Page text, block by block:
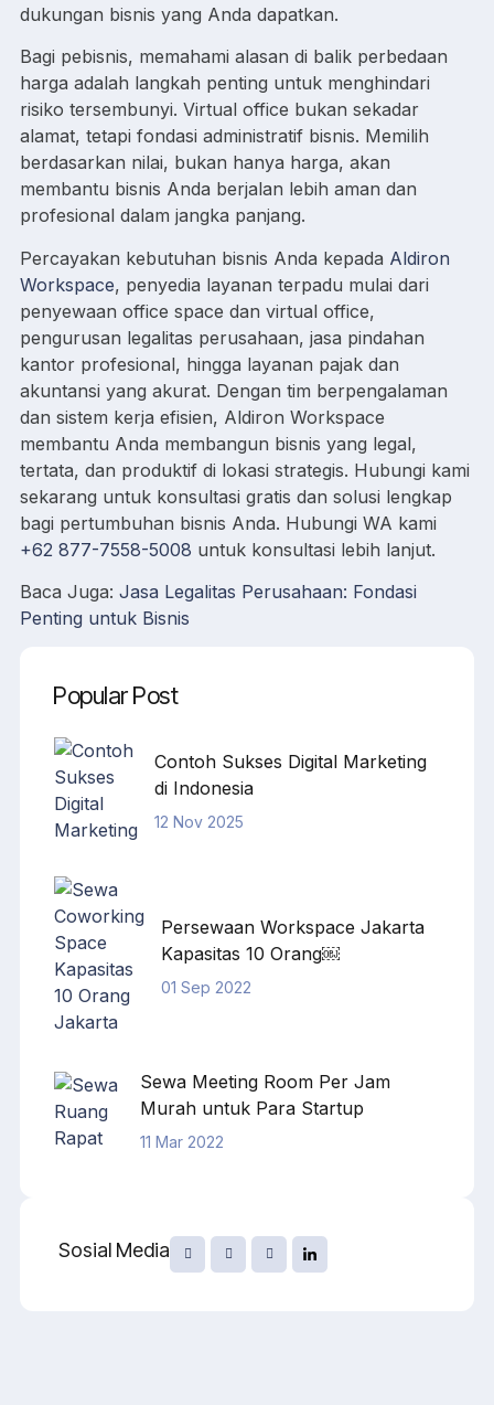
dukungan bisnis yang Anda dapatkan.
Bagi pebisnis, memahami alasan di balik perbedaan
harga adalah langkah penting untuk menghindari
risiko tersembunyi. Virtual office bukan sekadar
alamat, tetapi fondasi administratif bisnis. Memilih
berdasarkan nilai, bukan hanya harga, akan
membantu bisnis Anda berjalan lebih aman dan
profesional dalam jangka panjang.
Percayakan kebutuhan bisnis Anda kepada Aldiron
Workspace, penyedia layanan terpadu mulai dari
penyewaan office space dan virtual office,
pengurusan legalitas perusahaan, jasa pindahan
kantor profesional, hingga layanan pajak dan
akuntansi yang akurat. Dengan tim berpengalaman
dan sistem kerja efisien, Aldiron Workspace
membantu Anda membangun bisnis yang legal,
tertata, dan produktif di lokasi strategis. Hubungi kami
sekarang untuk konsultasi gratis dan solusi lengkap
bagi pertumbuhan bisnis Anda. Hubungi WA kami
+62 877-7558-5008 untuk konsultasi lebih lanjut.
Baca Juga: Jasa Legalitas Perusahaan: Fondasi
Penting untuk Bisnis
Popular Post
Contoh Sukses Digital Marketing
di Indonesia
12 Nov 2025
Persewaan Workspace Jakarta
Kapasitas 10 Orang￼
01 Sep 2022
Sewa Meeting Room Per Jam
Murah untuk Para Startup
11 Mar 2022
Sosial Media